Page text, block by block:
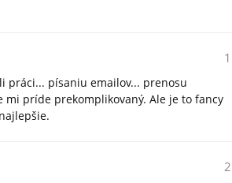
1
práci... písaniu emailov... prenosu
príde prekomplikovaný. Ale je to fancy
2